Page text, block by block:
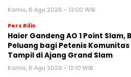
Kamis, 6 Agu 2026 - 13:00 WIB
Pers Rilis
Haier Gandeng AO 1 Point Slam,
Peluang bagi Petenis Komunitas
Tampil di Ajang Grand Slam
Kamis, 6 Agu 2026 - 12:10 WIB